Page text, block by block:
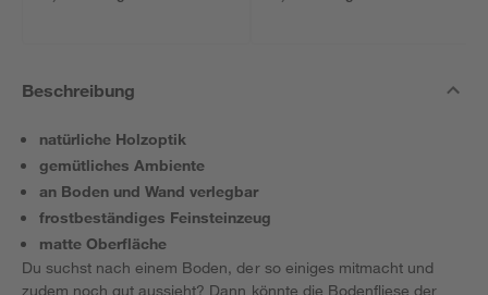
Beschreibung
natürliche Holzoptik
gemütliches Ambiente
an Boden und Wand verlegbar
frostbeständiges Feinsteinzeug
matte Oberfläche
Du suchst nach einem Boden, der so einiges mitmacht und
zudem noch gut aussieht? Dann könnte die Bodenfliese der